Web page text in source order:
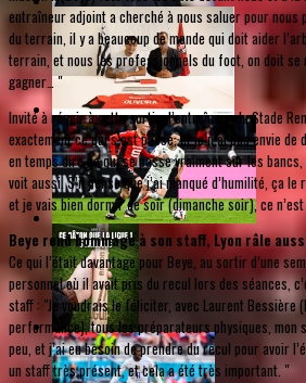
entraîneur adjoint a cherché à nous saluer pour nous
du terrain, il y a beaucoup de monde qui doit aider
terrain, et nous les professionnels du foot, on doit
gagner… "
Invité à réagir à cette sortie, l’entraîneur du Stade
exactement ce qui s’est passé, et je n’ai pas envie
en temps dire ce qui se passe vraiment sur les bancs,
voit aussi. S’il pense que j’ai manqué d’humilité, ça
et je vais bien dormir ce soir (dimanche soir), ce
Beye rend hommage à son staff, Lyon râle
Ce qui l’était davantage pour Beye, au sortir d’une
personnel où il avait pris du recul lors des séances,
staff : "Je voudrais le féliciter, avec Laurent Bessière
performance), tous les préparateurs physiques, mon
peu, et j’ai eu besoin de prendre du recul pour avoir
un staff très présent, et cela a été très important. "